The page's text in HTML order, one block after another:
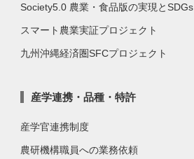
Society5.0 農業・食品版の実現とSDGs
スマート農業実証プロジェクト
九州沖縄経済圏SFCプロジェクト
産学連携・品種・特許
産学官連携制度
農研機構職員への業務依頼